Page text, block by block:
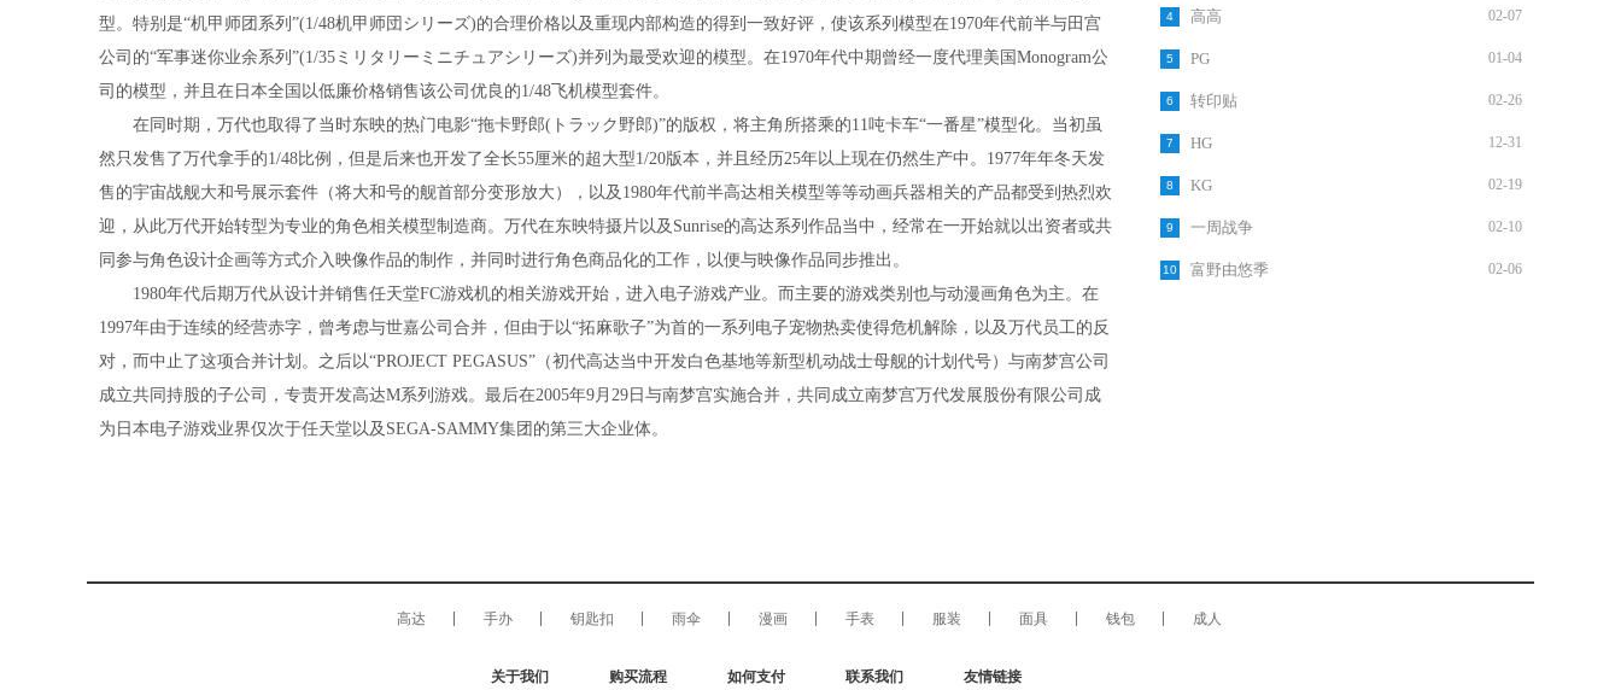
02-07
4 高高
01-04
5 PG
02-26
6 转印贴
12-31
7 HG
02-19
8 KG
02-10
9 一周战争
02-06
10 富野由悠季
型。特别是“机甲师团系列”(1/48机甲师団シリーズ)的合理价格以及重现内部构造的得到一致好评，使该系列模型在1970年代前半与田宫
公司的“军事迷你业余系列”(1/35ミリタリーミニチュアシリーズ)并列为最受欢迎的模型。在1970年代中期曾经一度代理美国Monogram公
司的模型，并且在日本全国以低廉价格销售该公司优良的1/48飞机模型套件。
在同时期，万代也取得了当时东映的热门电影“拖卡野郎(トラック野郎)”的版权，将主角所搭乘的11吨卡车“一番星”模型化。当初虽
然只发售了万代拿手的1/48比例，但是后来也开发了全长55厘米的超大型1/20版本，并且经历25年以上现在仍然生产中。1977年年冬天发
售的宇宙战舰大和号展示套件（将大和号的舰首部分变形放大），以及1980年代前半高达相关模型等等动画兵器相关的产品都受到热烈欢
迎，从此万代开始转型为专业的角色相关模型制造商。万代在东映特摄片以及Sunrise的高达系列作品当中，经常在一开始就以出资者或共
同参与角色设计企画等方式介入映像作品的制作，并同时进行角色商品化的工作，以便与映像作品同步推出。
1980年代后期万代从设计并销售任天堂FC游戏机的相关游戏开始，进入电子游戏产业。而主要的游戏类别也与动漫画角色为主。在
1997年由于连续的经营赤字，曾考虑与世嘉公司合并，但由于以“拓麻歌子”为首的一系列电子宠物热卖使得危机解除，以及万代员工的反
对，而中止了这项合并计划。之后以“PROJECT PEGASUS”（初代高达当中开发白色基地等新型机动战士母舰的计划代号）与南梦宫公司
成立共同持股的子公司，专责开发高达M系列游戏。最后在2005年9月29日与南梦宫实施合并，共同成立南梦宫万代发展股份有限公司成
为日本电子游戏业界仅次于任天堂以及SEGA-SAMMY集团的第三大企业体。
高达 手办 钥匙扣 雨伞 漫画 手表 服装 面具 钱包 成人
关于我们 购买流程 如何支付 联系我们 友情链接